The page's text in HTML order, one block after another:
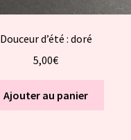
Douceur d’été : doré
5,00€
Ajouter au panier